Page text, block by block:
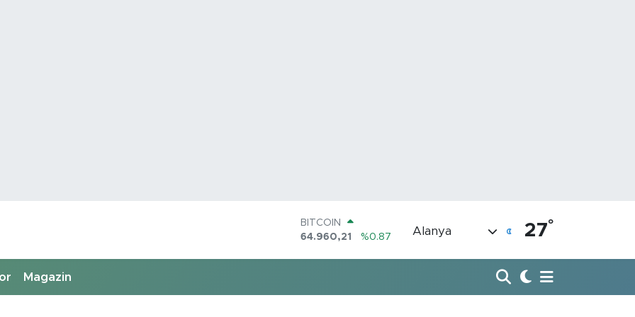
DOLAR
47,7436
%0.18
64,4811
%0.38
Alanya 27°
Magazin